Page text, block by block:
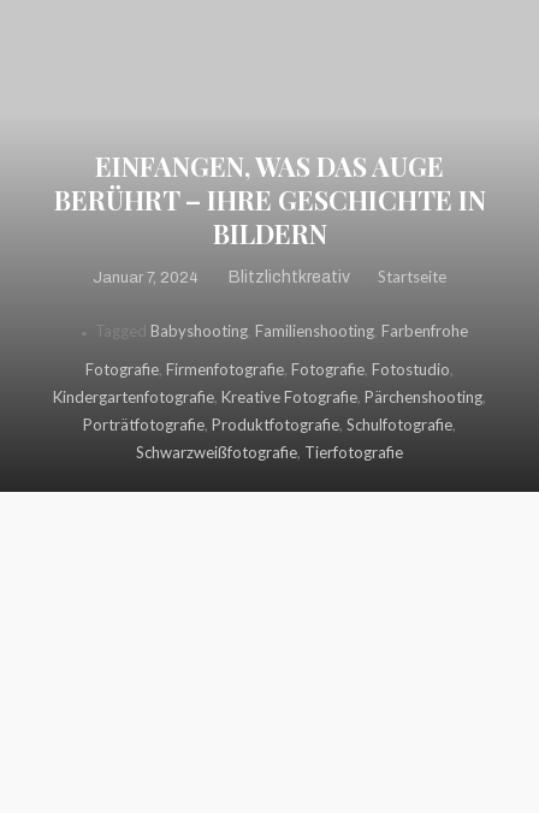
EINFANGEN, WAS DAS AUGE
BERÜHRT – IHRE GESCHICHTE IN
BILDERN
Januar 7, 2024 Blitzlichtkreativ Startseite
Tagged Babyshooting Familienshooting Farbenfrohe
Fotografie, Firmenfotografie, Fotografie, Fotostudio,
Kindergartenfotografie, Kreative Fotografie, Pärchenshooting,
Porträtfotografie, Produktfotografie, Schulfotografie,
Schwarzweißfotografie, Tierfotografie